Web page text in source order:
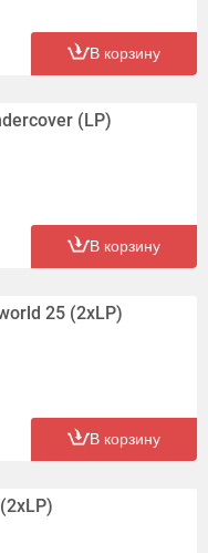
В корзину
(LP)
В корзину
25 (2xLP)
В корзину